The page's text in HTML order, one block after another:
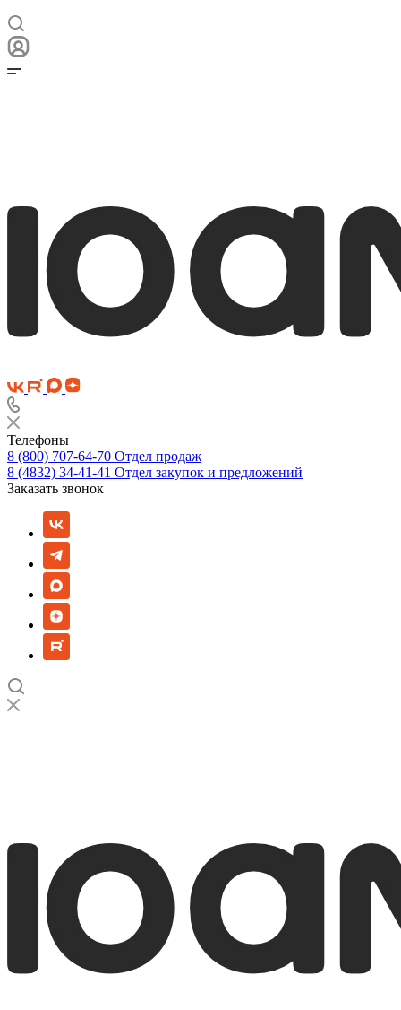
Телефоны
8 (800) 707-64-70 Отдел продаж
8 (4832) 34-41-41 Отдел закупок и предложений
Заказать звонок